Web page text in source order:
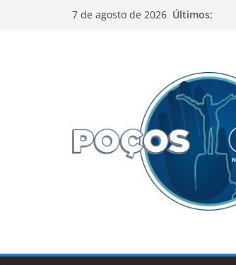
7 de agosto de 2026 Últimos: